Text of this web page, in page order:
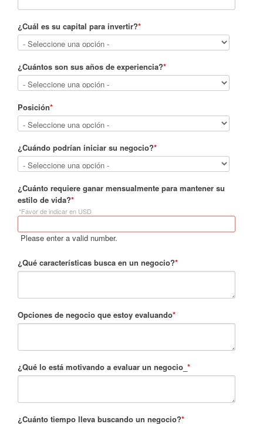
¿Cuál es su capital para invertir?*
¿Cuántos son sus años de experiencia?*
Posición*
¿Cuándo podrían iniciar su negocio?*
¿Cuánto requiere ganar mensualmente para mantener su
estilo de vida?*
*Favor de indicar en USD
Please enter a valid number.
¿Qué características busca en un negocio?*
Opciones de negocio que estoy evaluando*
¿Qué lo está motivando a evaluar un negocio_ *
¿Cuánto tiempo lleva buscando un negocio?*